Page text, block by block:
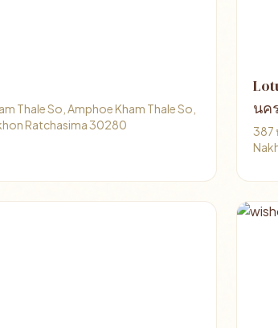
Thale So, Amphoe Kham Thale So,
Ratchasima 30280
นค
387